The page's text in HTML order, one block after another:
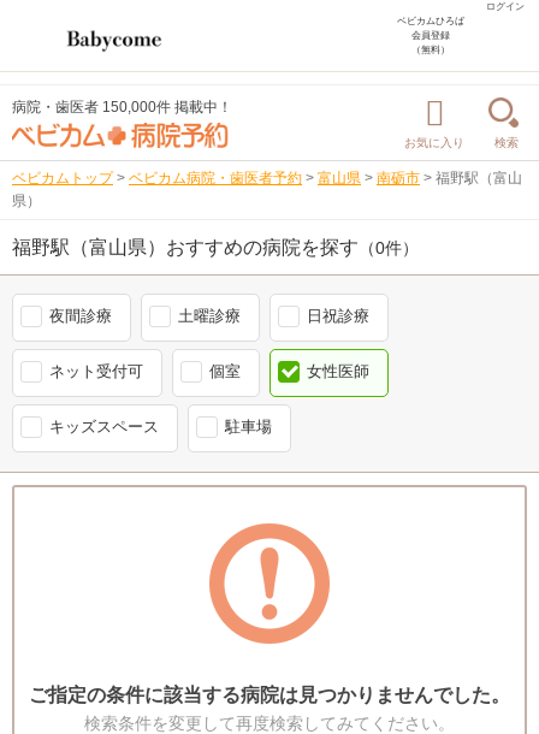
ログイン
ベビカムひろば
会員登録
（無料）
病院・歯医者 150,000件 掲載中！
お気に入り 検索
ベビカムトップ > ベビカム病院・歯医者予約 > 富山県 > 南砺市 > 福野駅（富山
県）
福野駅（富山県）おすすめの病院を探す （0件）
夜間診療 土曜診療 日祝診療
ネット受付可 個室 女性医師
キッズスペース 駐車場
ご指定の条件に該当する病院は見つかりませんでした。
検索条件を変更して再度検索してみてください。